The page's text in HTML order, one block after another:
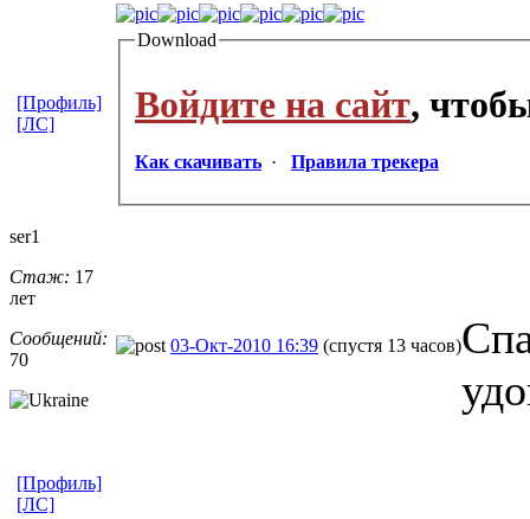
Download
Войдите на сайт,
Как скачивать · Правила трекера
[Профиль]
[ЛС]
ser1
Стаж: 17
лет
Сообщений:
70
03-Окт-2010 16:39 (спустя 13 часов)
[Профиль]
[ЛС]